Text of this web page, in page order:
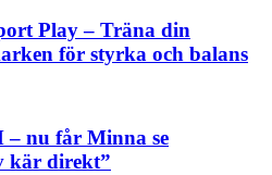
Play – Träna din
för styrka och balans
– nu får Minna se
kär direkt”